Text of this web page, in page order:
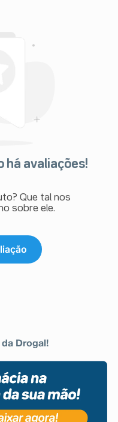
há avaliações!
Que tal nos
sobre ele.
Drogal!